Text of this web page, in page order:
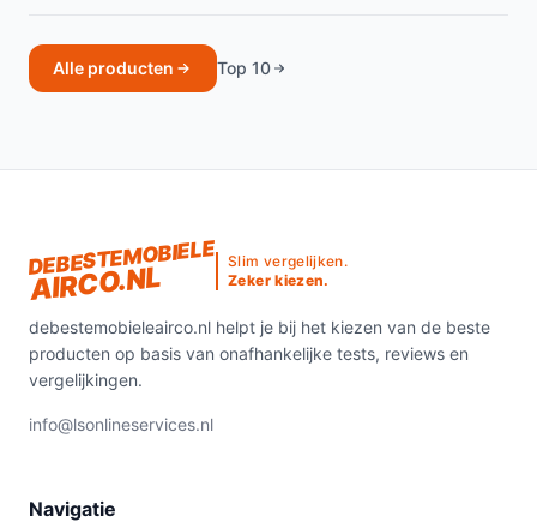
Alle producten Top 10
DEBESTEMOBIELE
AIRCO.NL
Slim vergelijken.
Zeker kiezen.
debestemobieleairco.nl helpt je bij het kiezen van de beste
producten op basis van onafhankelijke tests, reviews en
vergelijkingen.
info@lsonlineservices.nl
Navigatie